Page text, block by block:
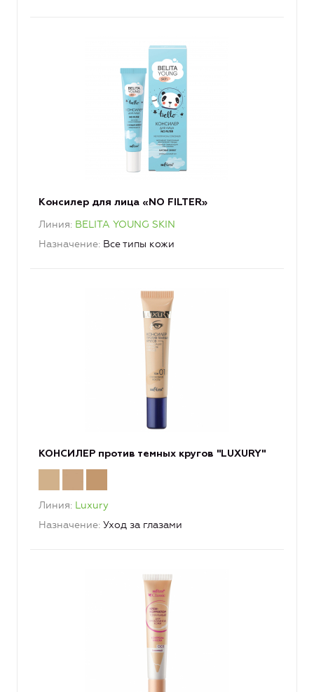
Консилер для лица «NO FILTER»
Линия BELITA YOUNG SKIN
Назначение Все типы кожи
КОНСИЛЕР против темных кругов "LUXURY"
Линия Luxury
Назначение Уход за глазами